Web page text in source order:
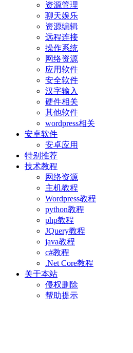
资源管理
聊天娱乐
资源编辑
远程连接
操作系统
网络资源
应用软件
安全软件
汉字输入
硬件相关
其他软件
wordpress相关
安卓软件
安卓应用
特别推荐
技术教程
网络资源
主机教程
Wordpress教程
python教程
php教程
JQuery教程
java教程
c#教程
.Net Core教程
关于本站
侵权删除
帮助提示